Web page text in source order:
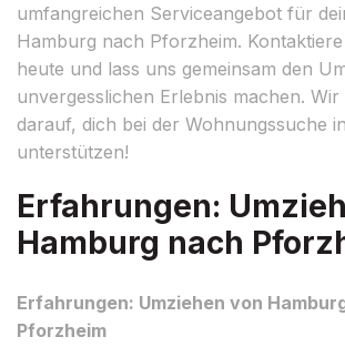
umfangreichen Serviceangebot für
Hamburg nach Pforzheim.
heute und lass uns gemeinsam den
unvergesslichen Erlebnis machen.
darauf, dich bei der Wohnungssuche
unterstützen!
Erfahrungen:
Hamburg nach
Erfahrungen: Umziehen von
Pforzheim